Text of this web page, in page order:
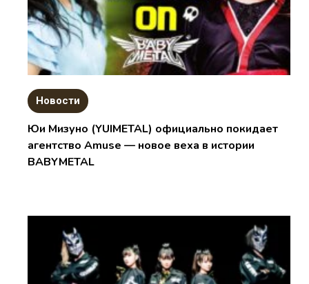
Новости
Юи Мизуно (YUIMETAL) официально покидает
агентство Amuse — новое веха в истории
BABYMETAL